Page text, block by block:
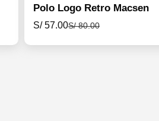
Polo Logo Retro Macsen
S/80.00
S/57.00